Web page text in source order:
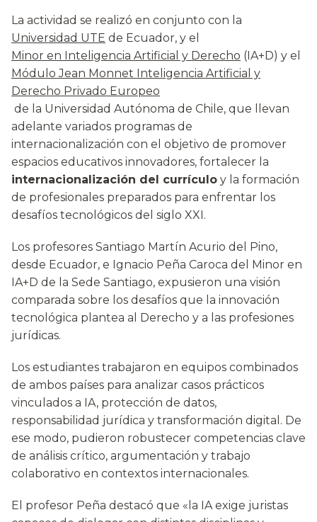
La actividad se realizó en conjunto con la
Universidad UTE de Ecuador, y el
Minor en Inteligencia Artificial y Derecho (IA+D) y el
Módulo Jean Monnet Inteligencia Artificial y
Derecho Privado Europeo
de la Universidad Autónoma de Chile, que llevan
adelante variados programas de
internacionalización con el objetivo de promover
espacios educativos innovadores, fortalecer la
internacionalización del currículo y la formación
de profesionales preparados para enfrentar los
desafíos tecnológicos del siglo XXI.
Los profesores Santiago Martín Acurio del Pino,
desde Ecuador, e Ignacio Peña Caroca del Minor en
IA+D de la Sede Santiago, expusieron una visión
comparada sobre los desafíos que la innovación
tecnológica plantea al Derecho y a las profesiones
jurídicas.
Los estudiantes trabajaron en equipos combinados
de ambos países para analizar casos prácticos
vinculados a IA, protección de datos,
responsabilidad jurídica y transformación digital. De
ese modo, pudieron robustecer competencias clave
de análisis crítico, argumentación y trabajo
colaborativo en contextos internacionales.
El profesor Peña destacó que «la IA exige juristas